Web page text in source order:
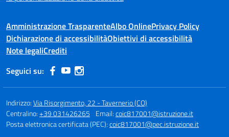
Amministrazione TrasparenteAlbo OnlinePrivacy Policy
Dichiarazione di accessibilitàObiettivi di accessibilità
Note legaliCrediti
Seguici su:
Indirizzo:Via Risorgimento, 22 - Tavernerio (CO)
Centralino:+39 031426265 Email:coic817001@istruzione.it
Posta elettronica certificata (PEC):coic817001@pec.istruzione.it